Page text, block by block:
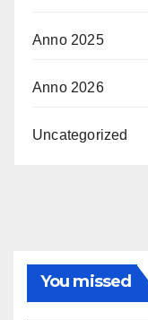
Anno 2025
Anno 2026
Uncategorized
You missed